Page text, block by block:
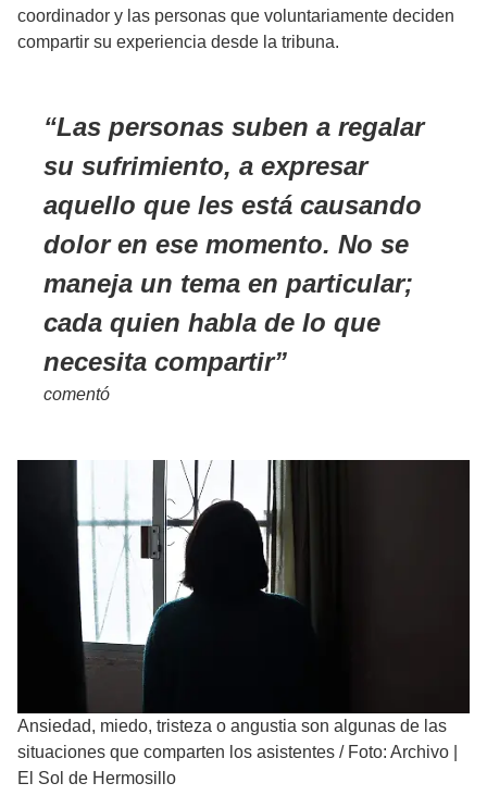
coordinador y las personas que voluntariamente deciden
compartir su experiencia desde la tribuna.
Las personas suben a regalar
su sufrimiento, a expresar
aquello que les está causando
dolor en ese momento. No se
maneja un tema en particular;
cada quien habla de lo que
necesita compartir
comentó
Ansiedad, miedo, tristeza o angustia son algunas de las
situaciones que comparten los asistentes / Foto: Archivo |
El Sol de Hermosillo